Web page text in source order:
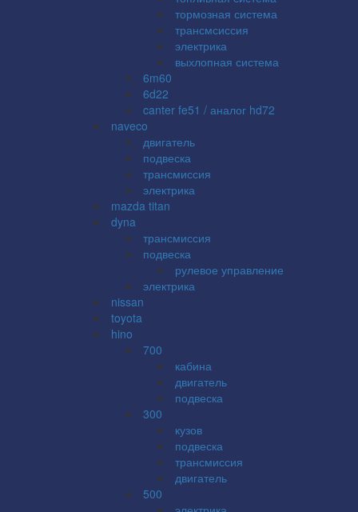
тормозная система
трансмсиссия
электрика
выхлопная система
6m60
6d22
canter fe51 / аналог hd72
naveco
двигатель
подвеска
трансмиссия
электрика
mazda titan
dyna
трансмиссия
подвеска
рулевое управление
электрика
nissan
toyota
hino
700
кабина
двигатель
подвеска
300
кузов
подвеска
трансмиссия
двигатель
500